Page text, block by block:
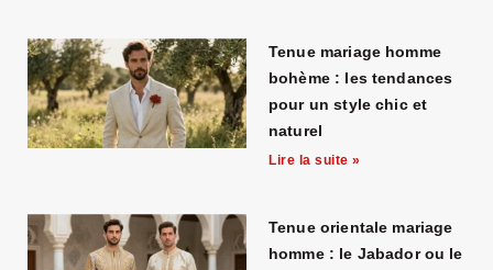
Tenue mariage homme
bohème : les tendances
pour un style chic et
naturel
Lire la suite »
Tenue orientale mariage
homme : le Jabador ou le